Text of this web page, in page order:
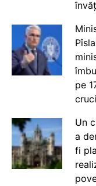
pe
Un
a
fi